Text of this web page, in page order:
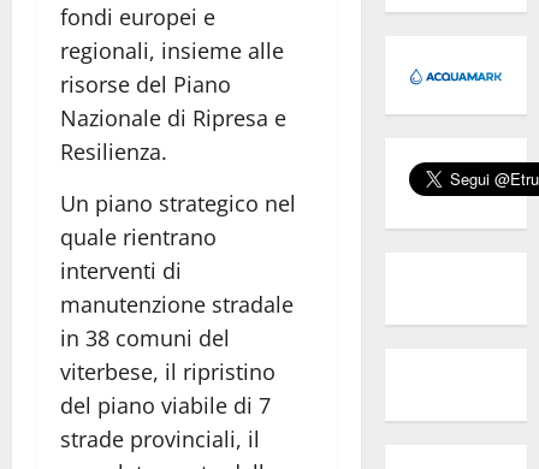
fondi europei e
regionali, insieme alle
risorse del Piano
Nazionale di Ripresa e
Resilienza.
Un piano strategico nel
quale rientrano
interventi di
manutenzione stradale
in 38 comuni del
viterbese, il ripristino
del piano viabile di 7
strade provinciali, il